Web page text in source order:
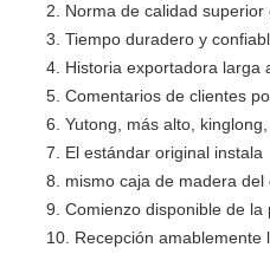
2. Norma de calidad superior
3. Tiempo duradero y
4. Historia exportadora larga
5. Comentarios de clientes
6. Yutong, más alto,
7. El estándar original instala
8. mismo caja de madera
9. Comienzo disponible de la
10. Recepción